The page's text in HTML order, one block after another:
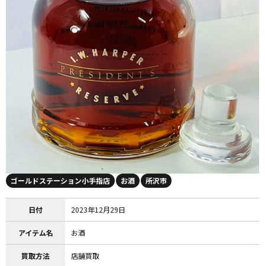
ゴールドステーション小手指店 お酒 所沢市
日付 2023年12月29日
アイテム名 お酒
買取方法 店舗買取